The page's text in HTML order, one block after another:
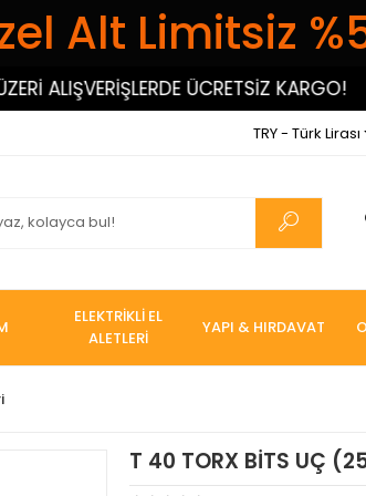
Alt Limitsiz
ÜCRETSİZ KARGO!
TRY - Türk Lirası
ELEKTRİKLİ EL
ALETLERİ
YAPI & HIRDAVAT
T 40 TORX BİTS UÇ